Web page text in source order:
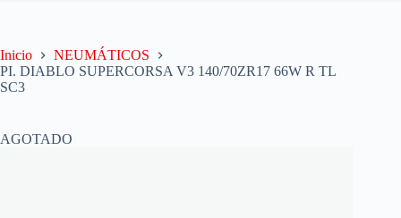
Inicio
NEUMÁTICOS
PI. DIABLO SUPERCORSA V3 140/70ZR17 66W R TL
SC3
AGOTADO